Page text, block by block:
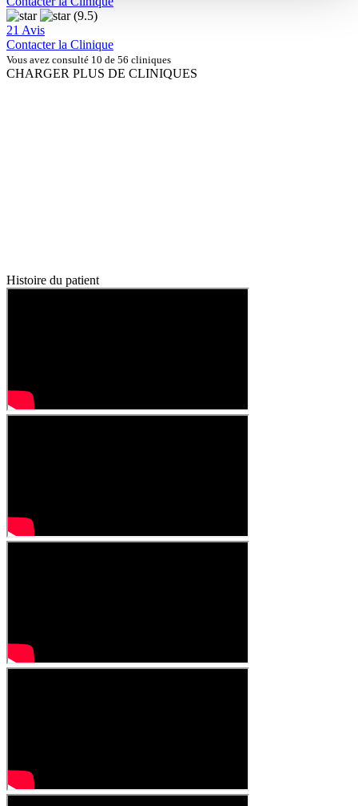
(9.5)
21 Avis
Contacter la Clinique
Vous avez consulté 10 de 56 cliniques
CHARGER PLUS DE CLINIQUES
Histoire du patient